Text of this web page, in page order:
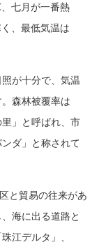
七月が一番熱
、最低気温は
が十分で、気温
森林被覆率は
」と呼ばれ、市
ダ」と称されて
と貿易の往来があ
海に出る道路と
江デルタ」、